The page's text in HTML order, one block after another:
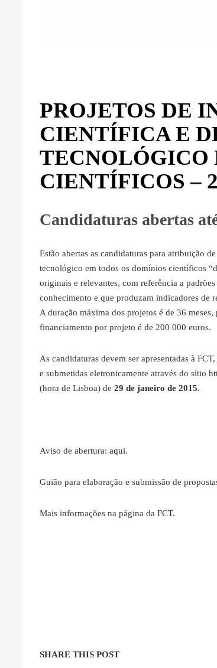
PROJETOS DE
CIENTÍFICA E
TECNOLÓGICO
CIENTÍFICOS –
Candidaturas abertas
Estão abertas as candidaturas para atribuição
tecnológico em todos os domínios científicos
originais e relevantes, com referência a
conhecimento e que produzam indicadores de
A duração máxima dos projetos é de 36
financiamento por projeto é de 200 000 euros.
As candidaturas devem ser apresentadas à
e submetidas eletronicamente através do sítio
(hora de Lisboa) de 29 de janeiro de 2015.
Aviso de abertura: aqui.
Guião para elaboração e submissão de
Mais informações na página da FCT.
SHARE THIS POST